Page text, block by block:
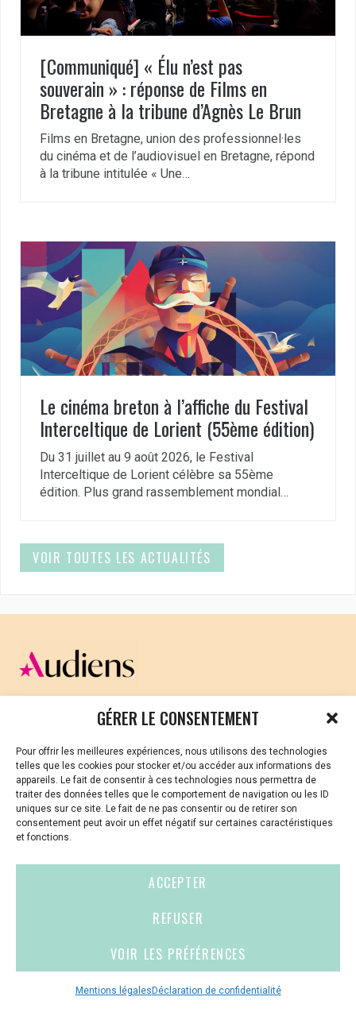
GÉRER LE CONSENTEMENT
Pour offrir les meilleures expériences, nous utilisons des technologies
telles que les cookies pour stocker et/ou accéder aux informations des
appareils. Le fait de consentir à ces technologies nous permettra de
traiter des données telles que le comportement de navigation ou les ID
uniques sur ce site. Le fait de ne pas consentir ou de retirer son
consentement peut avoir un effet négatif sur certaines caractéristiques
et fonctions.
ACCEPTER
REFUSER
VOIR LES PRÉFÉRENCES
Mentions légales Déclaration de confidentialité
[Communiqué] « Élu n’est pas
souverain » : réponse de Films en
Bretagne à la tribune d’Agnès Le Brun
Films en Bretagne, union des professionnel·les
du cinéma et de l’audiovisuel en Bretagne, répond
à la tribune intitulée « Une…
Le cinéma breton à l’affiche du Festival
Interceltique de Lorient (55ème édition)
Du 31 juillet au 9 août 2026, le Festival
Interceltique de Lorient célèbre sa 55ème
édition. Plus grand rassemblement mondial…
VOIR TOUTES LES ACTUALITÉS
CELLULE D’ÉCOUTE ET DE SOUTIEN PSYCHOLOGIQUE ET
Vous avez été témoin ou vous êtes victime de VSS ? Ou
vous êtes référent·es harcèlement en besoin de soutien
ou d’informations ?
01 87 20 30 90
violences-sexuelles-culture@audiens.org
presse
légales